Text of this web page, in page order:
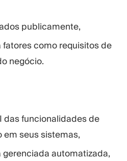
publicamente,
fatores como requisitos de
negócio.
das funcionalidades de
em seus sistemas,
gerenciada automatizada,